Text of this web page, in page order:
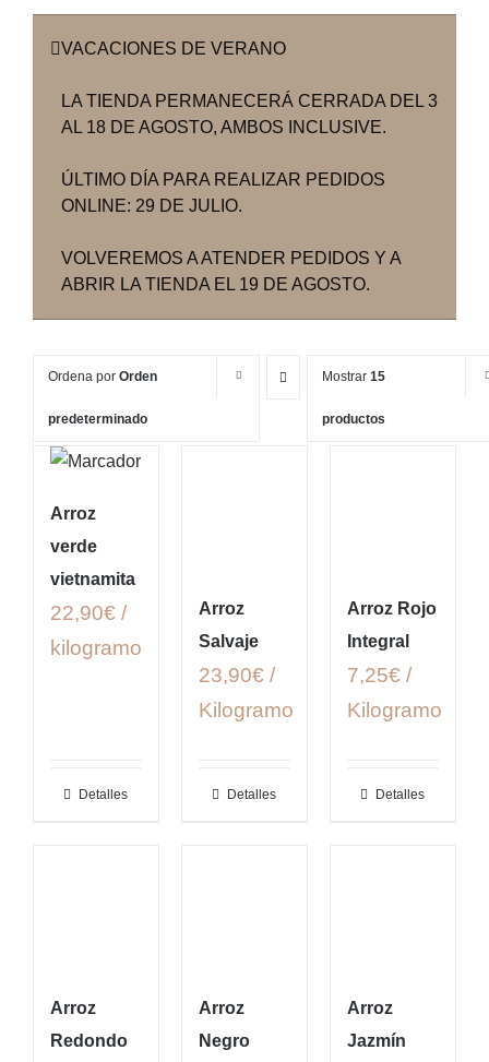
VACACIONES DE VERANO
LA TIENDA PERMANECERÁ CERRADA DEL 3
AL 18 DE AGOSTO, AMBOS INCLUSIVE.
ÚLTIMO DÍA PARA REALIZAR PEDIDOS
ONLINE: 29 DE JULIO.
VOLVEREMOS A ATENDER PEDIDOS Y A
ABRIR LA TIENDA EL 19 DE AGOSTO.
Ordena por Orden
predeterminado
Mostrar 15
productos
Arroz
verde
vietnamita
22,90€ /
kilogramo
Detalles
Arroz
Salvaje
23,90€ /
Kilogramo
Detalles
Arroz Rojo
Integral
7,25€ /
Kilogramo
Detalles
Arroz
Redondo
Arroz
Negro
Arroz
Jazmín